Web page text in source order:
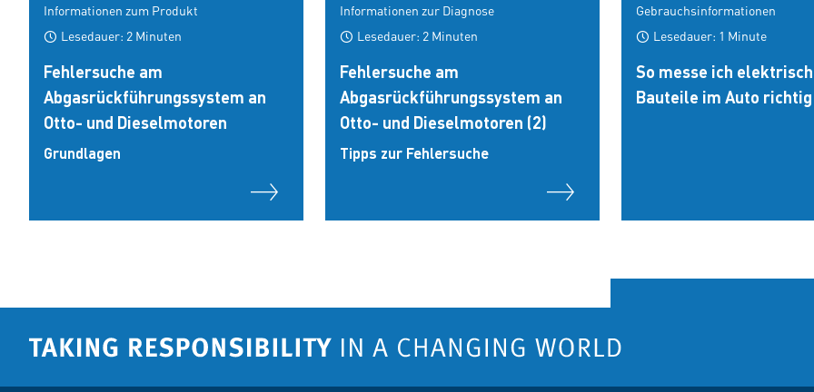
Informationen zum Produkt
Lesedauer: 2 Minuten
Fehlersuche am
Abgasrückführungssystem an
Otto- und Dieselmotoren
Grundlagen
Informationen zur Diagnose
Lesedauer: 2 Minuten
Fehlersuche am
Abgasrückführungssystem an
Otto- und Dieselmotoren (2)
Tipps zur Fehlersuche
Gebrauchsinformationen
Lesedauer: 1 Minute
So messe ich
Bauteile im Auto richtig